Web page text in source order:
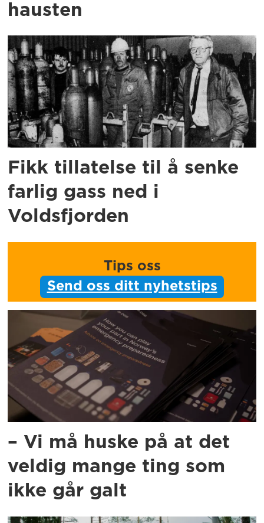
hausten
Fikk tillatelse til å senke
farlig gass ned i
Voldsfjorden
Tips oss
Send oss ditt nyhetstips
– Vi må huske på at det
veldig mange ting som
ikke går galt